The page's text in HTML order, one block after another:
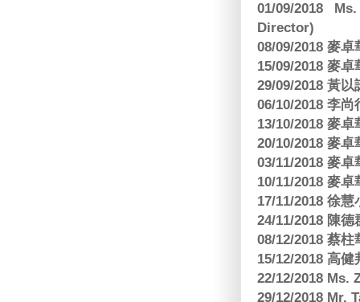
01/09/2018
Director)
08/09/2018 麥
15/09/2018 麥
29/09/2018 黃
06/10/2018 李
13/10/2018 麥
20/10/2018 麥
03/11/2018 麥
10/11/2018 麥
17/11/2018 徐
24/11/2018 陳
08/12/2018 蔡
15/12/2018 高
22/12/2018 Ms.
29/12/2018 Mr.